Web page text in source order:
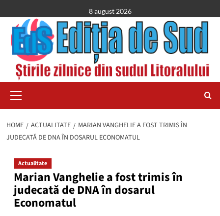
to
content
8 august 2026
Menu
HOME ACTUALITATE
MARIAN VANGHELIE A FOST TRIMIS ÎN
JUDECATĂ DE DNA ÎN DOSARUL ECONOMATUL
Actualitate
Marian Vanghelie a fost trimis în
judecată de DNA în dosarul
Economatul